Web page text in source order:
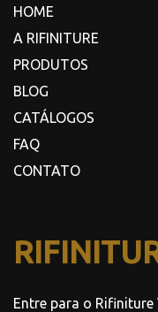
HOME
A RIFINITURE
PRODUTOS
BLOG
CATÁLOGOS
FAQ
CONTATO
Entre para o